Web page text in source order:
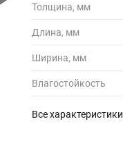
Толщина, мм
Длина, мм
Ширина, мм
Влагостойкость
Все характеристики